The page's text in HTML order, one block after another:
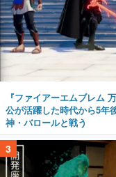
『ファイアーエムブレム
公が活躍した時代から5年
神・バロールと戦う
3